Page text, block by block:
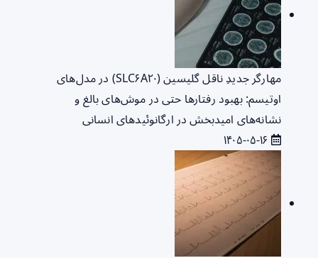
مهارگر جدیدِ ناقل گلیسین (SLC۶A۲۰) در مدل‌های
اوتیسم: بهبود رفتارها حتی در موش‌های بالغ و
نشانه‌های امیدبخش در ارگانوئیدهای انسانی